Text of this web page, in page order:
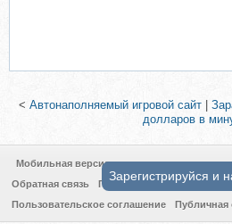
< Автонаполняемый игровой сайт
долларов в
Мобильная версия
Обратная связь
Политика
Пользовательское соглашение
Публичная
Зарегистрируйся и